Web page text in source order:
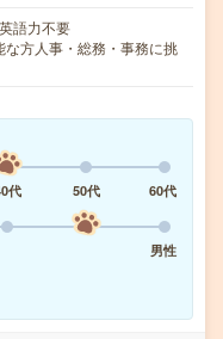
語力不要
方人事・総務・事務に挑
代 50代
60代
男性